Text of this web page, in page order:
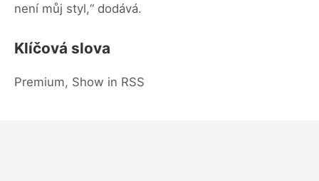
není můj styl,“ dodává.
Klíčová slova
Premium, Show in RSS